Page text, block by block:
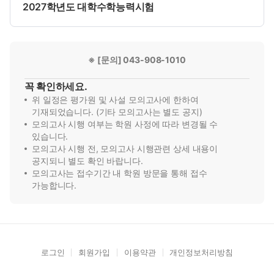
2027학년도 대학수학능력시험
※ [문의] 043-908-1010
꼭 확인하세요.
위 일정은 평가원 및 사설 모의고사에 한하여
기재되었습니다. (기타 모의고사는 별도 공지)
모의고사 시행 여부는 학원 사정에 따라 변경될 수
있습니다.
모의고사 시행 전, 모의고사 시행관련 상세 내용이
공지되니 별도 확인 바랍니다.
모의고사는 접수기간 내 학원 방문을 통해 접수
가능합니다.
로그인 회원가입 이용약관 개인정보처리방침